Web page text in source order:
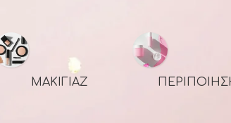
ΜΑΚΙΓΙΆΖ